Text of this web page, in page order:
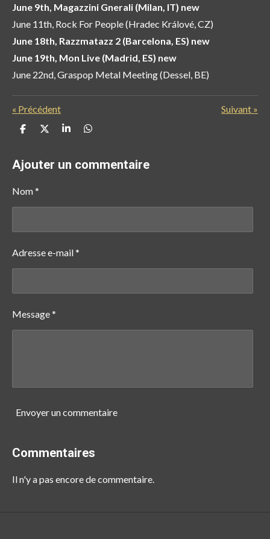
June 9th, Magazzini Gnerali (Milan, IT) new
June 11th, Rock For People (Hradec Králové, CZ)
June 18th, Razzmatazz 2 (Barcelona, ES) new
June 19th, Mon Live (Madrid, ES) new
June 22nd, Graspop Metal Meeting (Dessel, BE)
« Précédent Suivant »
P
t
a
e
P
t
a
P
t
a
P
t
a
Ajouter un commentaire
Nom *
Adresse e-mail *
Message *
Envoyer un commentaire
Commentaires
Il n'y a pas encore de commentaire.